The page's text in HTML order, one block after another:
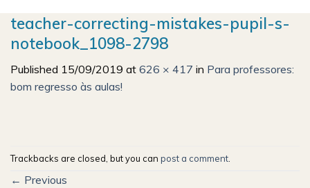
teacher-correcting-mistakes-pupil-s-
notebook_1098-2798
Published 15/09/2019 at 626 × 417 in Para professores:
bom regresso às aulas!
Trackbacks are closed, but you can post a comment
← Previous